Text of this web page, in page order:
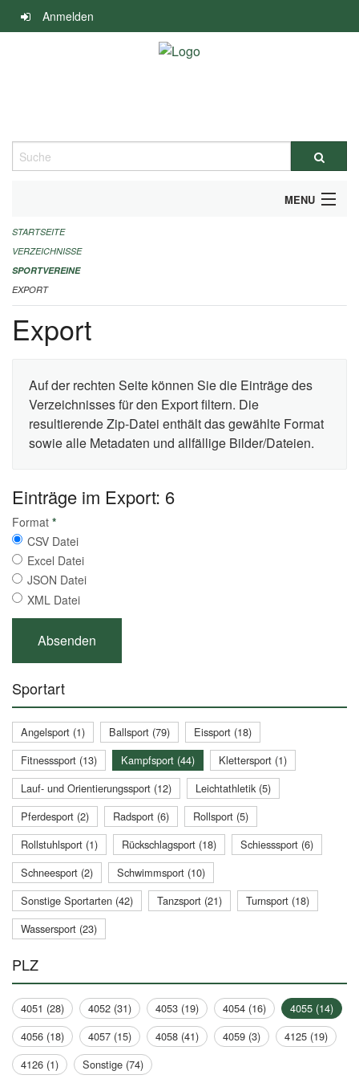
Navigation
überspringen
Anmelden
Suche
MENU
ALLGEMEINE INFORMATIONEN
FINANZIELLE UNTERSTÜTZUNG BENÖTIGT?
KONTAKT
STARTSEITE
VERZEICHNISSE
SPORTVEREINE
EXPORT
Export
Auf der rechten Seite können Sie die Einträge des
Verzeichnisses für den Export filtern. Die
resultierende Zip-Datei enthält das gewählte Format
sowie alle Metadaten und allfällige Bilder/Dateien.
Einträge im Export: 6
Format *
CSV Datei
Excel Datei
JSON Datei
XML Datei
Sportart
Angelsport (1) Ballsport (79)
Eissport (18)
Fitnesssport (13)
Kampfsport (44)
Klettersport (1)
Lauf- und Orientierungssport (12)
Leichtathletik (5)
Pferdesport (2)
Radsport (6)
Rollsport (5)
Rollstuhlsport (1)
Rückschlagsport (18)
Schiesssport (6)
Schneesport (2)
Schwimmsport (10)
Sonstige Sportarten (42)
Tanzsport (21)
Turnsport (18)
Wassersport (23)
PLZ
4051 (28) 4052 (31) 4053 (19) 4054 (16)
4055 (14)
4056 (18)
4057 (15) 4058 (41) 4059 (3)
4125 (19)
4126 (1)
Sonstige (74)